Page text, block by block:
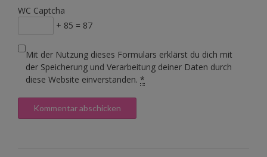
WC Captcha
+ 85 = 87
Mit der Nutzung dieses Formulars erklärst du dich mit
der Speicherung und Verarbeitung deiner Daten durch
diese Website einverstanden. *